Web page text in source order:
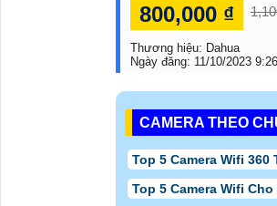
800,000 ₫
Thương hiệu: Dahua
Ngày đăng: 11/10/2023
CAMERA THEO
Top 5 Camera Wifi 360
Top 5 Camera Wifi